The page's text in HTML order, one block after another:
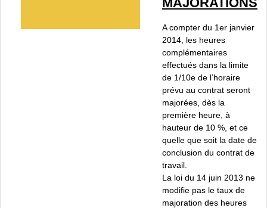
A compter du 1er janvier
2014, les heures
complémentaires
effectués dans la limite
de 1/10e de l’horaire
prévu au contrat seront
majorées, dès la
première heure, à
hauteur de 10 %, et ce
quelle que soit la date de
conclusion du contrat de
travail.
La loi du 14 juin 2013 ne
modifie pas le taux de
majoration des heures